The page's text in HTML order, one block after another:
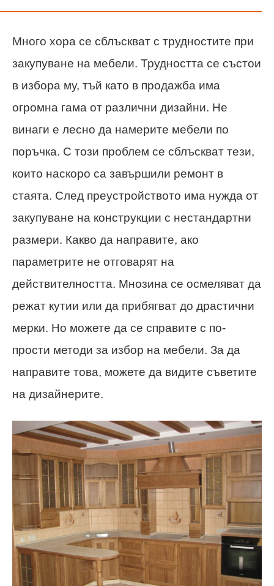
Много хора се сблъскват с трудностите при
закупуване на мебели. Трудността се състои
в избора му, тъй като в продажба има
огромна гама от различни дизайни. Не
винаги е лесно да намерите мебели по
поръчка. С този проблем се сблъскват тези,
които наскоро са завършили ремонт в
стаята. След преустройството има нужда от
закупуване на конструкции с нестандартни
размери. Какво да направите, ако
параметрите не отговарят на
действителността. Мнозина се осмеляват да
режат кутии или да прибягват до драстични
мерки. Но можете да се справите с по-
прости методи за избор на мебели. За да
направите това, можете да видите съветите
на дизайнерите.